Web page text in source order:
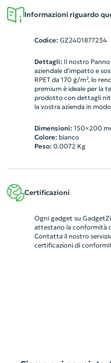
Informazioni riguardo
Codice: GZ2401877234
Dettagli: Il nostro
aziendale d'impatto e
RPET da 170 g/m², lo
premium è ideale per la
prodotto con dettagli
la vostra azienda in
Dimensioni: 150×200
Colore: bianco
Peso: 0.0072 Kg
Certificazioni
Ogni gadget su
attestano la conformità
Contatta il nostro
certificazioni di